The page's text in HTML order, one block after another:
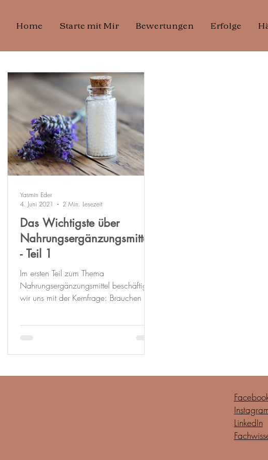
Home Starte mit Mir Bewertungen Erfolge
Das Wichtigste über
Nahrungsergänzungsmittel
- Teil 1
Im ersten Teil zum Thema
Nahrungsergänzungsmittel beschäftigen
wir uns mit der Kernfrage: Brauchen wir
Yasmin Eder
4. Juni 2021
2 Min. Lesezeit
LinkedIn